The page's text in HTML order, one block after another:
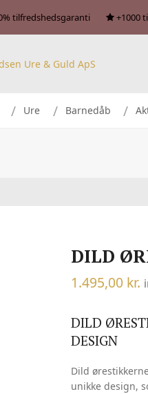
tilfredshedsgaranti +1000
Ure Barnedåb
DILD
1.495,00 kr.
DILD
DESIGN
Dild
unikke design,